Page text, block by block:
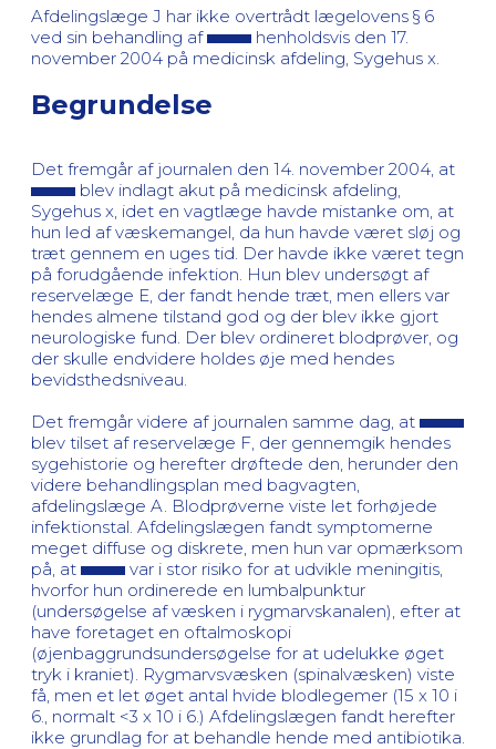
Afdelingslæge J har ikke overtrådt lægelovens § 6
ved sin behandling af
henholdsvis den 17.
november 2004 på medicinsk afdeling, Sygehus x.
Begrundelse
Det fremgår af journalen den 14. november 2004, at
blev indlagt akut på medicinsk afdeling,
Sygehus x, idet en vagtlæge havde mistanke om, at
hun led af væskemangel, da hun havde været sløj og
træt gennem en uges tid. Der havde ikke været tegn
på forudgående infektion. Hun blev undersøgt af
reservelæge E, der fandt hende træt, men ellers var
hendes almene tilstand god og der blev ikke gjort
neurologiske fund. Der blev ordineret blodprøver, og
der skulle endvidere holdes øje med hendes
bevidsthedsniveau.
Det fremgår videre af journalen samme dag, at
blev tilset af reservelæge F, der gennemgik hendes
sygehistorie og herefter drøftede den, herunder den
videre behandlingsplan med bagvagten,
afdelingslæge A. Blodprøverne viste let forhøjede
infektionstal. Afdelingslægen fandt symptomerne
meget diffuse og diskrete, men hun var opmærksom
på, at
var i stor risiko for at udvikle meningitis,
hvorfor hun ordinerede en lumbalpunktur
(undersøgelse af væsken i rygmarvskanalen), efter at
have foretaget en oftalmoskopi
(øjenbaggrundsundersøgelse for at udelukke øget
tryk i kraniet). Rygmarvsvæsken (spinalvæsken) viste
få, men et let øget antal hvide blodlegemer (15 x 10 i
6., normalt <3 x 10 i 6.) Afdelingslægen fandt herefter
ikke grundlag for at behandle hende med antibiotika.